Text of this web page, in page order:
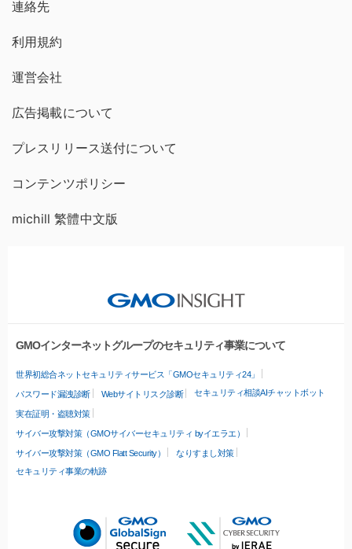
連絡先
利用規約
運営会社
広告掲載について
プレスリリース送付について
コンテンツポリシー
michill 繁體中文版
GMOインターネットグループのセキュリティ事業について
世界初総合ネットセキュリティサービス「GMOセキュリティ24」
パスワード漏洩診断 Webサイトリスク診断 セキュリティ相談AIチャットボット
実在証明・盗聴対策
サイバー攻撃対策（GMOサイバーセキュリティ byイエラエ）
サイバー攻撃対策（GMO Flatt Security）
なりすまし対策
セキュリティ事業の軌跡